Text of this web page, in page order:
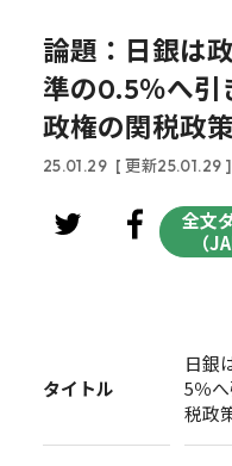
論題：日銀は
準の0.5％へ引
政権の関税政
25.01.29 [ 更新25.01.29 ]
全文
（
タイトル
日銀
5％
税政